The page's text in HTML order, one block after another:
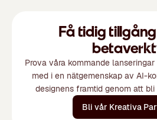
Få tidig
Prova våra kommande
med i en nätgemenskap av AI-
designens framtid genom att bli
Bli vår Kreativa